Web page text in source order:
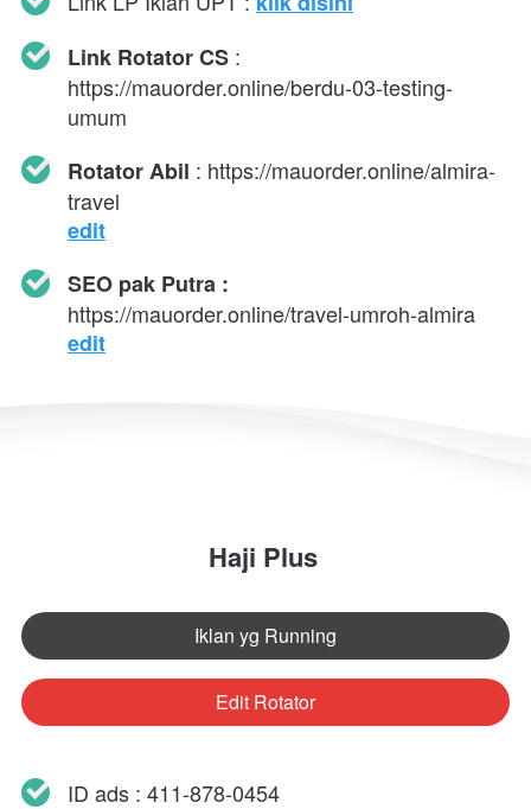
Link Rotator CS
https://mauorder.online/berdu-03-testing-
umum
Rotator Abil : https://mauorder.online/almira-
travel
edit
https://mauorder.online/travel-umroh-almira
edit
Haji Plus
`Iklan yg Running
`Edit Rotator
ID ads : 411-878-0454